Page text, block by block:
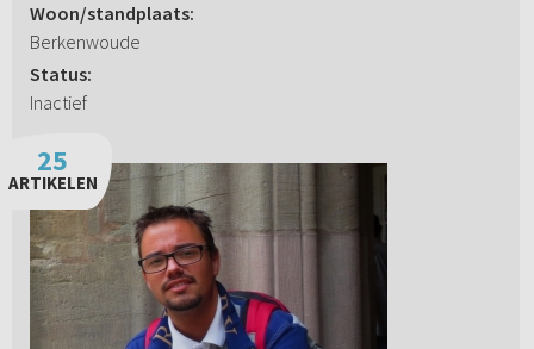
Woon/standplaats:
Berkenwoude
Status:
Inactief
25
ARTIKELEN